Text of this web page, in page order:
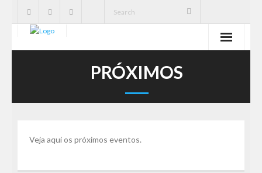
Notícias
Ações
PRÓXIMOS
Veja aqui os próximos eventos.